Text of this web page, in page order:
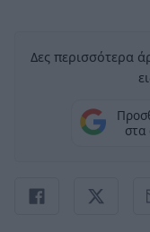
Δες περισσότερα
στα